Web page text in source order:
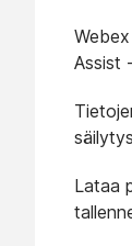
Assist
Lataa